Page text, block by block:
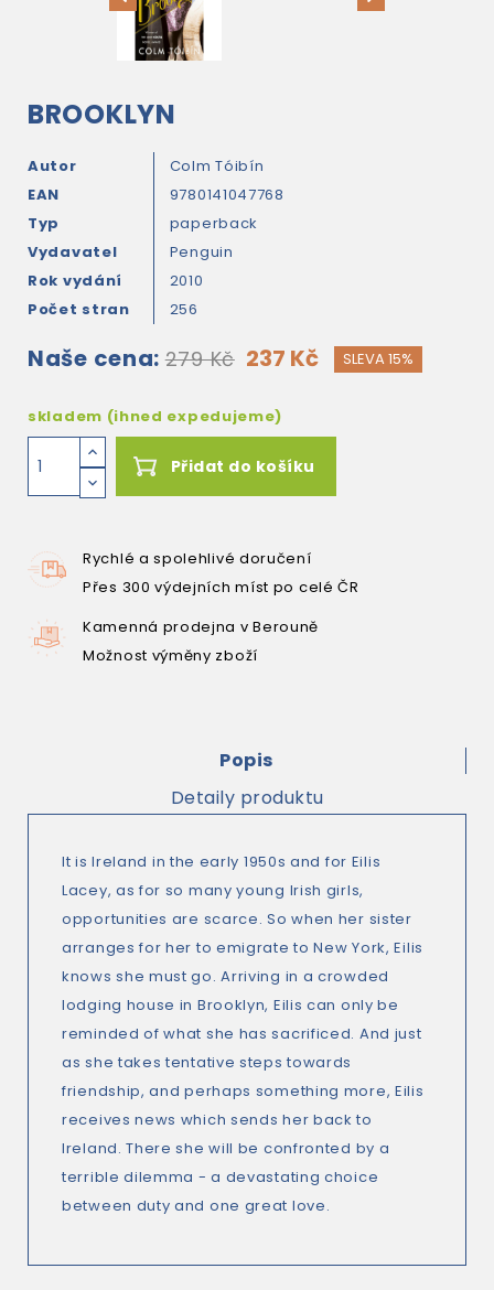
BROOKLYN
Autor
Colm Tóibín
EAN
9780141047768
Typ
paperback
Vydavatel
Penguin
Rok vydání
2010
Počet stran
256
Naše cena: 279 Kč 237 Kč SLEVA 15%
skladem (ihned expedujeme)
Přidat do košíku
Rychlé a spolehlivé doručení
Přes 300 výdejních míst po celé ČR
Kamenná prodejna v Berouně
Možnost výměny zboží
Popis
Detaily produktu
It is Ireland in the early 1950s and for Eilis
Lacey, as for so many young Irish girls,
opportunities are scarce. So when her sister
arranges for her to emigrate to New York, Eilis
knows she must go. Arriving in a crowded
lodging house in Brooklyn, Eilis can only be
reminded of what she has sacrificed. And just
as she takes tentative steps towards
friendship, and perhaps something more, Eilis
receives news which sends her back to
Ireland. There she will be confronted by a
terrible dilemma - a devastating choice
between duty and one great love.